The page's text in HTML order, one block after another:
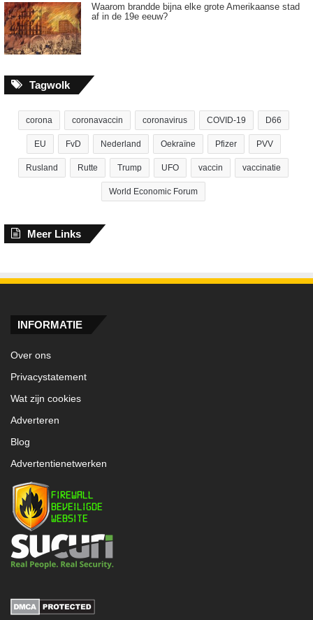
Waarom brandde bijna elke grote Amerikaanse stad
af in de 19e eeuw?
Tagwolk
corona coronavaccin coronavirus COVID-19 D66
EU FvD Nederland Oekraïne Pfizer PVV
Rusland Rutte Trump UFO vaccin vaccinatie
World Economic Forum
Meer Links
INFORMATIE
Over ons
Privacystatement
Wat zijn cookies
Adverteren
Blog
Advertentienetwerken